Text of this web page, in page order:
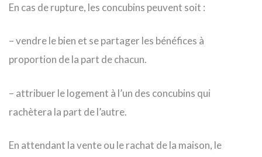
En cas de rupture, les concubins peuvent soit :
– vendre le bien et se partager les bénéfices à
proportion de la part de chacun.
– attribuer le logement à l’un des concubins qui
rachètera la part de l’autre.
En attendant la vente ou le rachat de la maison, le